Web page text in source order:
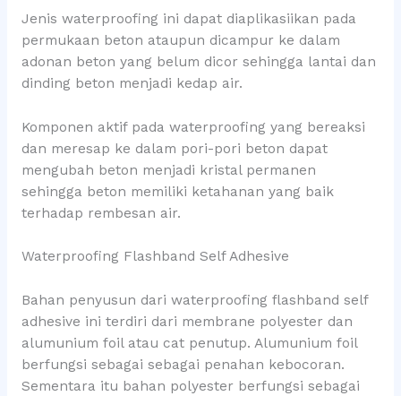
Jenis waterproofing ini dapat diaplikasiikan pada
permukaan beton ataupun dicampur ke dalam
adonan beton yang belum dicor sehingga lantai dan
dinding beton menjadi kedap air.
Komponen aktif pada waterproofing yang bereaksi
dan meresap ke dalam pori-pori beton dapat
mengubah beton menjadi kristal permanen
sehingga beton memiliki ketahanan yang baik
terhadap rembesan air.
Waterproofing Flashband Self Adhesive
Bahan penyusun dari waterproofing flashband self
adhesive ini terdiri dari membrane polyester dan
alumunium foil atau cat penutup. Alumunium foil
berfungsi sebagai sebagai penahan kebocoran.
Sementara itu bahan polyester berfungsi sebagai